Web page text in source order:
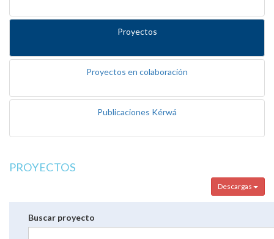
Proyectos
Proyectos en colaboración
Publicaciones Kérwá
PROYECTOS
Descargas
Buscar proyecto